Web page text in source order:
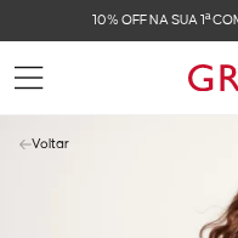
10% OFF NA SUA 1ª COMPRA
Voltar